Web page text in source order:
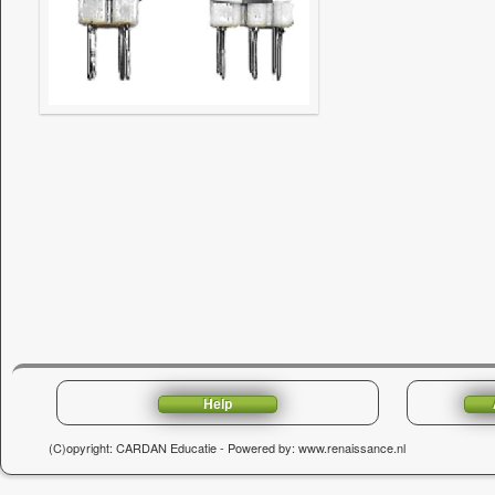
Help
(C)opyright: CARDAN Educatie - Powered by: www.renaissance.nl